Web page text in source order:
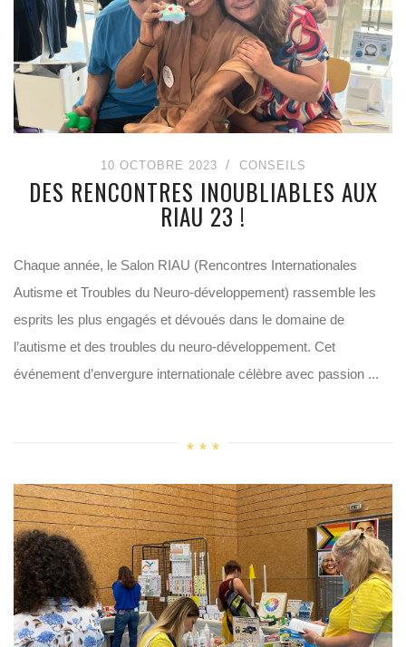
10 OCTOBRE 2023 CONSEILS
DES RENCONTRES INOUBLIABLES AUX
RIAU 23 !
Chaque année, le Salon RIAU (Rencontres Internationales
Autisme et Troubles du Neuro-développement) rassemble les
esprits les plus engagés et dévoués dans le domaine de
l’autisme et des troubles du neuro-développement. Cet
événement d’envergure internationale célèbre avec passion ...